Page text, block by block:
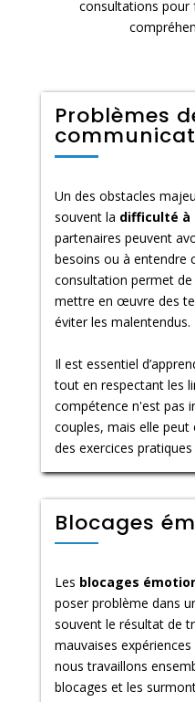
consultations pour
Problèmes
Un des obstacles
souvent la difficulté à
partenaires peuvent
besoins ou à entendre
consultation permet
mettre en œuvre des
éviter les malentendus.
Il est essentiel
tout en respectant les
compétence n'est pas
couples, mais elle
des exercices
Blocages
Les blocages
poser problème dans
souvent le résultat de
mauvaises
nous travaillons
blocages et les